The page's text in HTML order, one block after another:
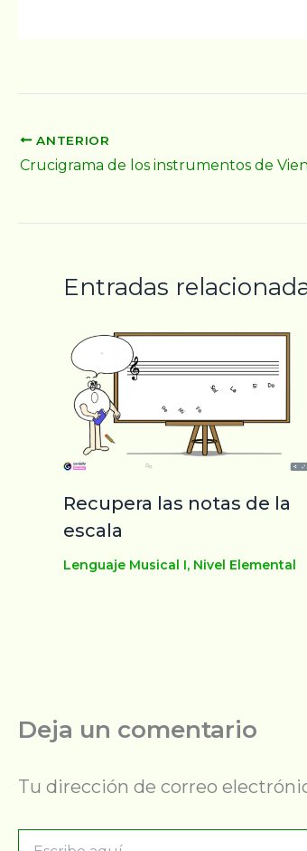
ANTERIOR
Crucigrama de los instrumentos de
Entradas
Recupera las notas de la
escala
Lenguaje Musical I, Nivel Elemental
Deja un comentario
Tu dirección de correo